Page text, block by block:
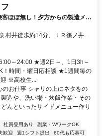
ほぼ無し！夕方からの製造メイ
村井徒歩約14分、ＪＲ篠ノ井線/
Ｒ篠ノ井線/ＪＲ中央本線 平田
～24:00 ★週2日～、1日3h～
時間・曜日応相談 ★1週間毎の
※高校生...
お仕事 シャリの上にネタをの
造や、洗い場・炊飯作業・その
んといったサイドメニュー作り
社員登用あり
副業・WワークOK
歓迎 週1シフト提出
60代も応募可